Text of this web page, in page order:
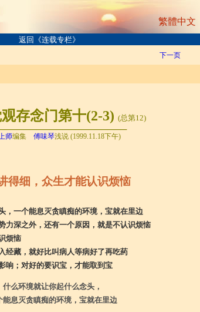
返回《连载专栏》
下一页
存念门第十(2-3) (总第12)
师编集 傅味琴浅说 (1999.11.18下午)
得细，众生才能认识烦恼
，一个能息灭贪瞋痴的环境，宝就在里边
力深之外，还有一个原因，就是不认识烦恼
烦恼
经藏，就好比叫病人等病好了再吃药
响；对好的要识宝，才能取到宝
什么环境就让你起什么念头，
能息灭贪瞋痴的环境，宝就在里边
繁體中文